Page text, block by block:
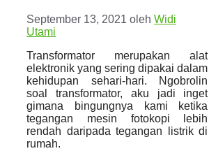
September 13, 2021 oleh Widi
Utami
Transformator merupakan alat
elektronik yang sering dipakai dalam
kehidupan sehari-hari. Ngobrolin
soal transformator, aku jadi inget
gimana bingungnya kami ketika
tegangan mesin fotokopi lebih
rendah daripada tegangan listrik di
rumah.